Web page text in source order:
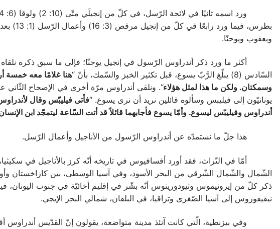
بطرس، فيما ورد رابعًا في
ويعقوب ويوحنّا.
أكثر ما ورد ذكر أندراوس الرّسول في إنجيل يوحنّا؛ فإلى ما سبق ذكره
السّادس (8) يبلّغ الرَّبّ يسوع، قبل تكثير الخبز والسّمك، بأنّ “
هنا غلامًا معه خمسة
وسمكتان. ولكن ما هذا لمثل هؤلاء“. ونلقى أندراوس مرّة أخرى في الإصحاح الثّاني
يونانيّون إلى فيليبس وسألوه قائلين نريد أن نرى يسوع. “فأتى فيليبّس وقال
أندراوس وفيليبّس ليسوع. وأمّا يسوع فأجابهما قائلاً قد أتت السّاعة ليتمجّد ابن
هذا جلّ ما نستمدّه عن أندراوس الرّسول من الأناجيل وأعمال الرّسل.
أمّا في التّراث، فقد أورد أفسافيوس في تاريخه أنّه كرز بالأناجيل في
الشّمال والشّمال الشّرقي من البحر الأسود، وفي آسيا الوسطى، بين كازاخستان
ذكر كلّ من إيرونيموس وثيودوريتوس أنّه بشّر في إقليم أخائيّة في جنوب اليونان،
نيقيفوروس إلى آسيا الصّغرى وتراقيا، في البلقان، شمالي البحر الإيجي.
وفي بيزنطية، الّتي كانت آنئذ مدينة متواضعة، يقولون إنّ القدّيس أندراوس